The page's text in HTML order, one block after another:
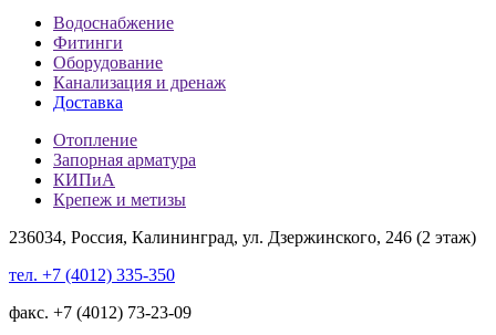
Водоснабжение
Фитинги
Оборудование
Канализация и дренаж
Доставка
Отопление
Запорная арматура
КИПиА
Крепеж и метизы
236034, Россия, Калининград, ул. Дзержинского, 246 (2 этаж)
тел. +7 (4012) 335-350
факс. +7 (4012) 73-23-09